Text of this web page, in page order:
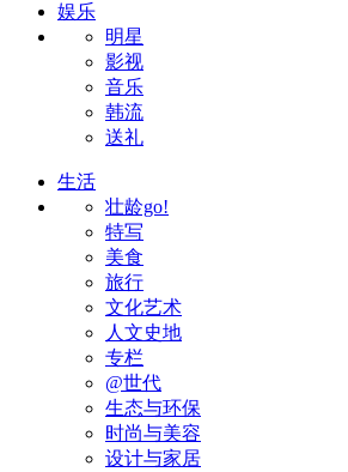
娱乐
明星
影视
音乐
韩流
送礼
生活
壮龄go!
特写
美食
旅行
文化艺术
人文史地
专栏
@世代
生态与环保
时尚与美容
设计与家居